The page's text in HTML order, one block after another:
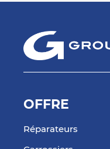
OFFRE
Réparateurs